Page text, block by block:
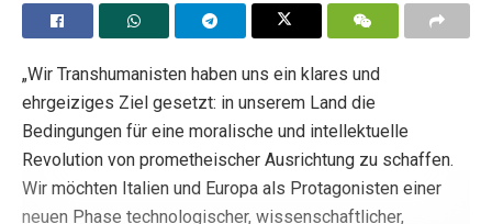
„Wir Transhumanisten haben uns ein klares und
ehrgeiziges Ziel gesetzt: in unserem Land die
Bedingungen für eine moralische und intellektuelle
Revolution von prometheischer Ausrichtung zu schaffen.
Wir möchten Italien und Europa als Protagonisten einer
neuen Phase technologischer, wissenschaftlicher,